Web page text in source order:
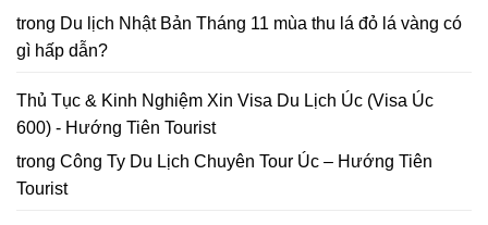
Hoa
Mai
Lạt
trong Du lịch Nhật Bản Tháng 11 mùa thu lá đỏ lá vàng có
gì hấp dẫn?
Thủ Tục & Kinh Nghiệm Xin Visa Du Lịch Úc (Visa Úc
600) - Hướng Tiên Tourist
trong Công Ty Du Lịch Chuyên Tour Úc – Hướng Tiên
Tourist